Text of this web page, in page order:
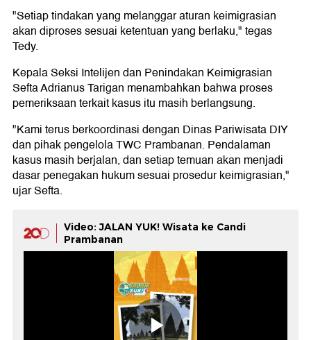
"Setiap tindakan yang melanggar aturan keimigrasian
akan diproses sesuai ketentuan yang berlaku," tegas
Tedy.
Kepala Seksi Intelijen dan Penindakan Keimigrasian
Sefta Adrianus Tarigan menambahkan bahwa proses
pemeriksaan terkait kasus itu masih berlangsung.
"Kami terus berkoordinasi dengan Dinas Pariwisata DIY
dan pihak pengelola TWC Prambanan. Pendalaman
kasus masih berjalan, dan setiap temuan akan menjadi
dasar penegakan hukum sesuai prosedur keimigrasian,"
ujar Sefta.
Video: JALAN YUK! Wisata ke Candi
Prambanan